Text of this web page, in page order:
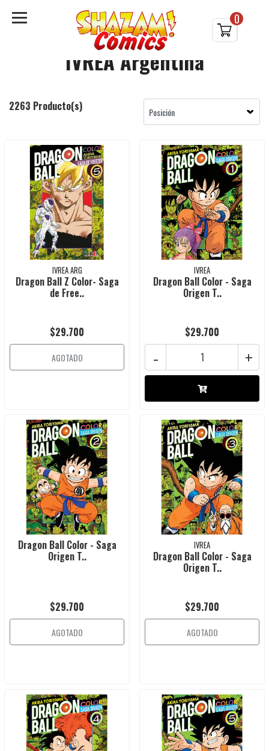
0
IVREA Argentina
2263 Producto(s)
IVREA ARG
Dragon Ball Z Color- Saga
de Free..
$29.700
AGOTADO
IVREA
Dragon Ball Color - Saga
Origen T..
$29.700
+
-
Dragon Ball Color - Saga
Origen T..
$29.700
AGOTADO
IVREA
Dragon Ball Color - Saga
Origen T..
$29.700
AGOTADO